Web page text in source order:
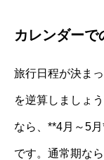
カレンダーで
旅行日程が決ま
を逆算しましょ
なら、**4月～5
です。通常期な